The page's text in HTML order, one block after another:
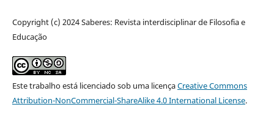
Copyright (c) 2024 Saberes: Revista interdisciplinar de Filosofia e
Educação
Este trabalho está licenciado sob uma licençaCreative Commons
Attribution-NonCommercial-ShareAlike 4.0 International License.